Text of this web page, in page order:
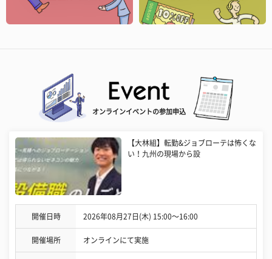
オンラインイベントの参加申込
【大林組】転勤&ジョブローテは怖くな
い！九州の現場から設
開催日時 2026年08月27日(木) 15:00〜16:00
開催場所 オンラインにて実施